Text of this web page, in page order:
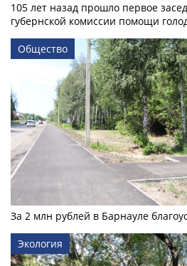
105 лет назад прошло первое
губернской комиссии помощи
Общество
За 2 млн рублей в Барнауле
Экология